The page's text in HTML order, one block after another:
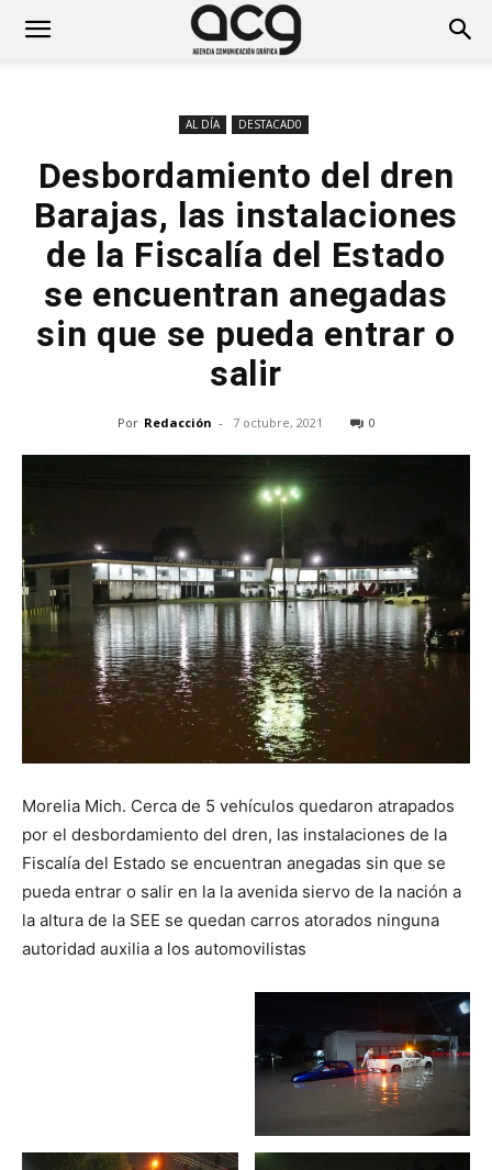
AL DÍA DESTACAD0
Desbordamiento del dren
Barajas, las instalaciones
de la Fiscalía del Estado
se encuentran anegadas
sin que se pueda entrar o
salir
Por Redacción - 7 octubre, 2021 0
Morelia Mich. Cerca de 5 vehículos quedaron atrapados
por el desbordamiento del dren, las instalaciones de la
Fiscalía del Estado se encuentran anegadas sin que se
pueda entrar o salir en la la avenida siervo de la nación a
la altura de la SEE se quedan carros atorados ninguna
autoridad auxilia a los automovilistas